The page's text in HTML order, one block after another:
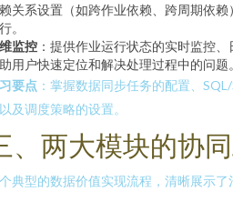
关系设置（如跨作业依赖、跨周期依
。
监控 ：提供作业运行状态的实时监控
用户快速定位和解决处理过程中的问题。
要点 ：掌握数据同步任务的配置、
及调度策略的设置。
、两大模块的协
典型的数据价值实现流程，清晰展示了